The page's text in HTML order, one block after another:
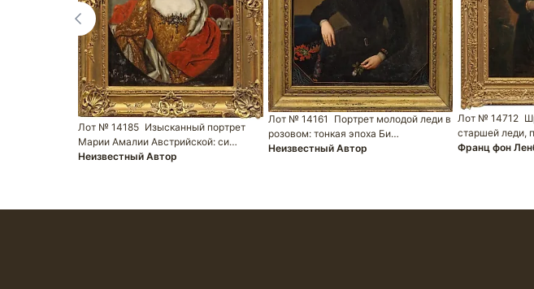
Лот № 14185 Изысканный портрет
Марии Амалии Австрийской: си…
Неизвестный Автор
Лот № 14161
Портрет молодой леди в
розовом: тонкая эпоха Би…
Неизвестный Автор
Лот № 14712
старшей леди,
Франц фон